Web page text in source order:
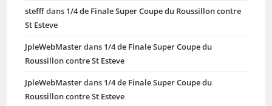
stefffdans 1/4 de Finale Super Coupe du Roussillon contre
St Esteve
JpleWebMasterdans 1/4 de Finale Super Coupe du
Roussillon contre St Esteve
JpleWebMasterdans 1/4 de Finale Super Coupe du
Roussillon contre St Esteve